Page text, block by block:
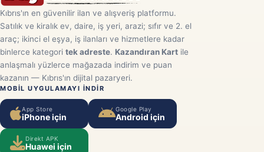
Kıbrıs'ın en güvenilir ilan ve alışveriş platformu.
Satılık ve kiralık ev, daire, iş yeri, arazi; sıfır ve 2. el
araç; ikinci el eşya, iş ilanları ve hizmetlere kadar
binlerce kategori tek adreste. Kazandıran Kart ile
anlaşmalı yüzlerce mağazada indirim ve puan
kazanın — Kıbrıs'ın dijital pazaryeri.
MOBIL UYGULAMAYI INDIR
App Store
iPhone için
Google Play
Android için
Direkt APK
Huawei için